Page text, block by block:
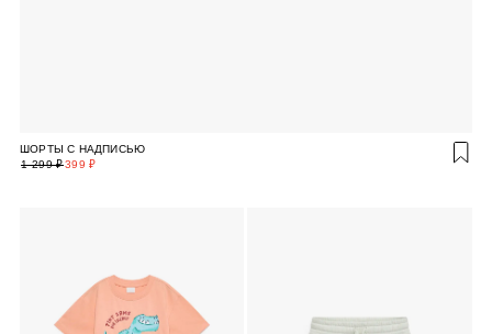
ШОРТЫ С НАДПИСЬЮ
399 ₽
1 299 ₽